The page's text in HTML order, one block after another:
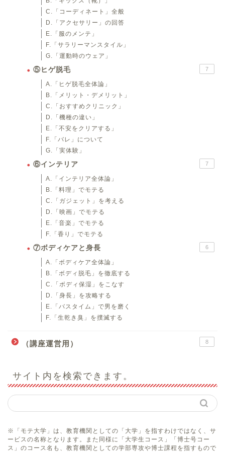
C.「コーディネート」全般
D.「アクセサリー」の回答
E.「服のメンテ」
F.「サラリーマンスタイル」
G.「運動時のウェア」
⑤ヒゲ脱毛 7
A.「ヒゲ脱毛全体論」
B.「メリット・デメリット」
C.「おすすめクリニック」
D.「機種の違い」
E.「不安をクリアする」
F.「バレ」について
G.「実体験」
⑥インテリア 7
A.「インテリア全体論」
B.「料理」でモテる
C.「ガジェット」を考える
D.「映画」でモテる
E.「音楽」でモテる
F.「香り」でモテる
⑦ボディケアと身長 6
A.「ボディケア全体論」
B.「ボディ脱毛」を徹底する
C.「ボディ保湿」をこなす
D.「身長」を攻略する
E.「バスタイム」で男を磨く
F.「生乾き臭」を撲滅する
（講座運営用） 8
サイト内を検索できます。
※「モテ大学」は、教育機関としての「大学」を指すわけではなく、サ
ービスの名称となります。また同様に「大学生コース」「博士号コー
ス」のコース名も、教育機関としての学部専攻や博士課程を指すもので